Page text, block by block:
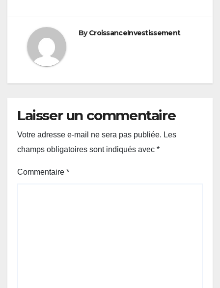
ByCroissanceInvestissement
Laisser un commentaire
Votre adresse e-mail ne sera pas publiée. Les
champs obligatoires sont indiqués avec *
Commentaire *